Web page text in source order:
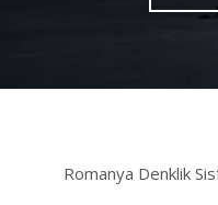
Romanya Denklik